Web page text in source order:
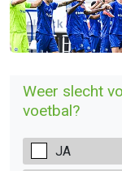
Weer slecht
voetbal?
JA